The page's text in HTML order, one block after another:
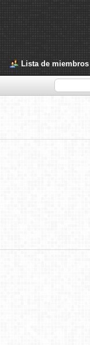
Lista de miembros